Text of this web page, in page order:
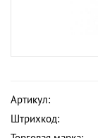
Артикул:
Штрихкод: